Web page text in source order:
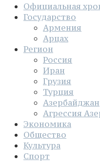
Официальная
Государство
Армения
Арцах
Регион
Россия
Иран
Грузия
Турция
Азербайджан
Агрессия
Экономика
Общество
Культура
Спорт